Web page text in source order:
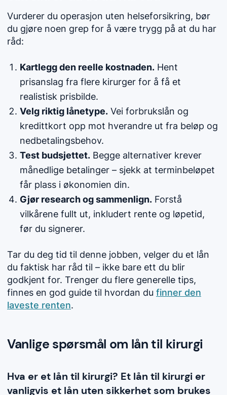
Vurderer du operasjon uten helseforsikring, bør
du gjøre noen grep for å være trygg på at du har
råd:
Kartlegg den reelle kostnaden. Hent
prisanslag fra flere kirurger for å få et
realistisk prisbilde.
Velg riktig lånetype. Vei forbrukslån og
kredittkort opp mot hverandre ut fra beløp og
nedbetalingsbehov.
Test budsjettet. Begge alternativer krever
månedlige betalinger – sjekk at terminbeløpet
får plass i økonomien din.
Gjør research og sammenlign. Forstå
vilkårene fullt ut, inkludert rente og løpetid,
før du signerer.
Tar du deg tid til denne jobben, velger du et lån
du faktisk har råd til – ikke bare ett du blir
godkjent for. Trenger du flere generelle tips,
finnes en god guide til hvordan du finner den
laveste renten.
Vanlige spørsmål om lån til kirurgi
Hva er et lån til kirurgi? Et lån til kirurgi er
vanligvis et lån uten sikkerhet som brukes